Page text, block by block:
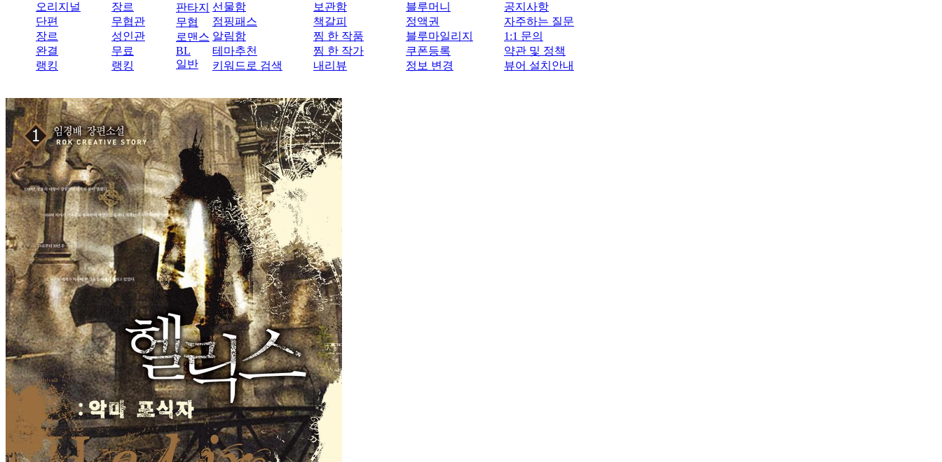
오리지널
단편
장르
완결
랭킹
장르
무협관
성인관
무료
랭킹
판타지
무협
로맨스
BL
일반
선물함
점핑패스
알림함
테마추천
키워드로 검색
보관함
책갈피
찜 한 작품
찜 한 작가
내리뷰
블루머니
정액권
블루마일리지
쿠폰등록
정보 변경
공지사항
자주하는 질문
1:1 문의
약관 및 정책
뷰어 설치안내